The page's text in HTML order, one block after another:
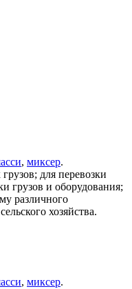
, миксер.
для перевозки
грузов и оборудования;
различного
хозяйства.
, миксер.